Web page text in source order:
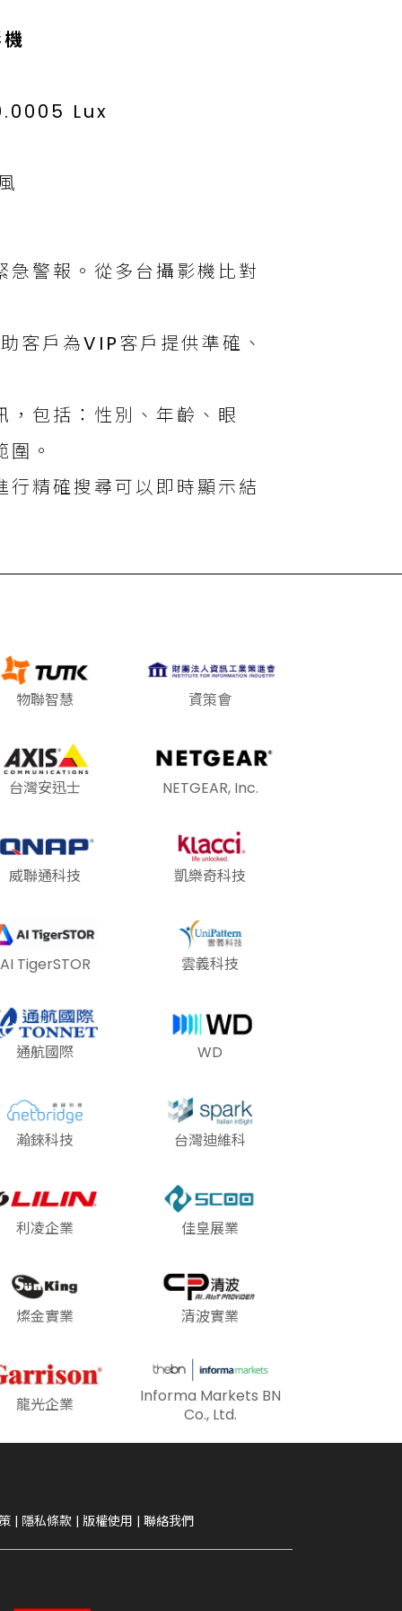
Lux
警報。從多台攝影機比對
客戶為VIP客戶提供準確、
，包括：性別、年齡、眼
。
精確搜尋可以即時顯示結
物聯智慧 資策會
台灣安迅士 NETGEAR, Inc.
威聯通科技 凱樂奇科技
AI TigerSTOR 雲義科技
通航國際 WD
瀚錸科技 台灣迪維科
利凌企業 佳皇展業
燦金實業 清波實業
龍光企業
Informa Markets BN
Co., Ltd.
| 隱私條款 | 版權使用 | 聯絡我們